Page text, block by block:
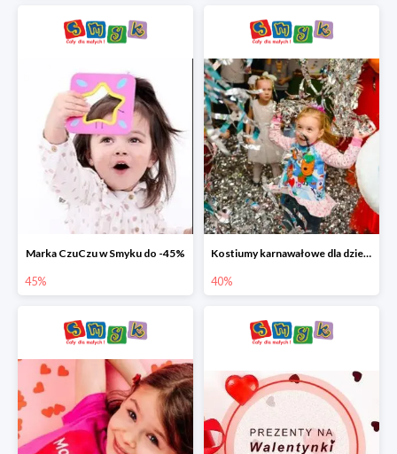
Marka CzuCzu w Smyku do -45%
45%
Kostiumy karnawałowe dla dzieci w Smyku do -40%
40%